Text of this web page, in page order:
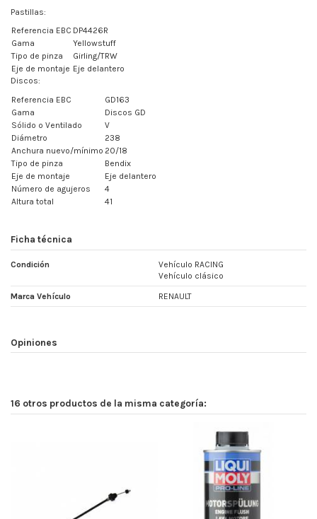
Pastillas:
Referencia EBC DP4426R
Gama
Yellowstuff
Tipo de pinza
Girling/TRW
Eje de montaje Eje delantero
Discos:
Referencia EBC
GD163
Gama
Discos GD
Sólido o Ventilado
V
Diámetro
238
Anchura nuevo/mínimo 20/18
Tipo de pinza
Bendix
Eje de montaje
Eje delantero
Número de agujeros
4
Altura total
41
Ficha técnica
Condición
Vehículo RACING
Vehículo clásico
Marca Vehículo RENAULT
Opiniones
16 otros productos de la misma categoría: